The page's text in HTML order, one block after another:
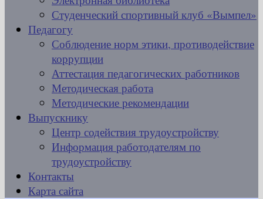
Студенческий спортивный клуб «Вымпел»
Педагогу
Соблюдение норм этики, противодействие
коррупции
Аттестация педагогических работников
Методическая работа
Методические рекомендации
Выпускнику
Центр содействия трудоустройству
Информация работодателям по
трудоустройству
Контакты
Карта сайта